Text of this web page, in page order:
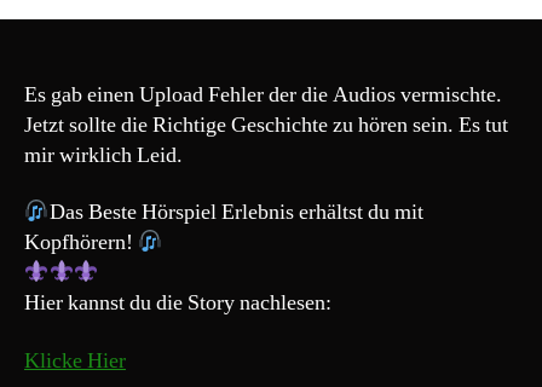
Fäden
“
Es gab einen Upload Fehler der die Audios vermischte.
Jetzt sollte die Richtige Geschichte zu hören sein. Es tut
mir wirklich Leid.
Das Beste Hörspiel Erlebnis erhältst du mit
Kopfhörern!
Hier kannst du die Story nachlesen:
Klicke Hier